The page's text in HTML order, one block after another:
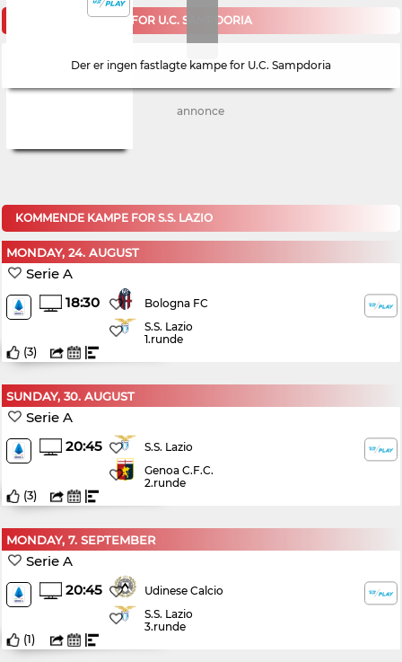
KOMMENDE KAMPE FOR U.C. SAMPDORIA
Der er ingen fastlagte kampe for U.C. Sampdoria
annonce
KOMMENDE KAMPE FOR S.S. LAZIO
MONDAY, 24. AUGUST
Serie A
18:30
Bologna FC
S.S. Lazio
1.runde
(3)
SUNDAY, 30. AUGUST
Serie A
20:45
S.S. Lazio
Genoa C.F.C.
2.runde
(3)
MONDAY, 7. SEPTEMBER
Serie A
20:45
Udinese Calcio
S.S. Lazio
3.runde
(1)